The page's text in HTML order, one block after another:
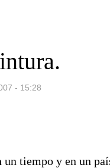
- 15:28
tiempo y en un